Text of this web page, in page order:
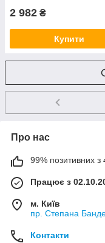
2 982 ₴
Купити
Про нас
99% позитивних з
Працює з
м. Київ
пр. Степана
Контакти